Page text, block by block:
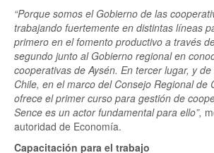
“Porque somos el Gobierno de las
trabajando fuertemente en distintas líneas
primero en el fomento productivo a través
segundo junto al Gobierno regional en
cooperativas de Aysén. En tercer lugar, y
Chile, en el marco del Consejo Regional de
ofrece el primer curso para gestión de
Sence es un actor fundamental para ello”,
autoridad de Economía.
Capacitación para el trabajo